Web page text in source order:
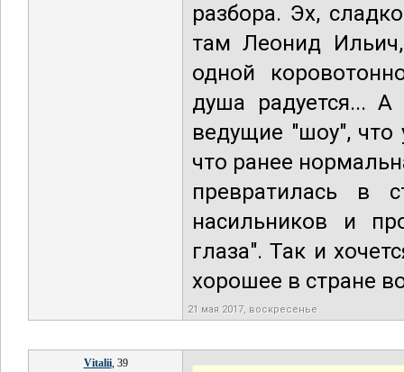
разбора. Эх,
там Леонид
одной
душа радуется...
ведущие "шоу", что
что ранее
превратилась в
насильников и
глаза". Так и
хорошее в стране
21 мая 2017, воскресенье
Vitalii, 39